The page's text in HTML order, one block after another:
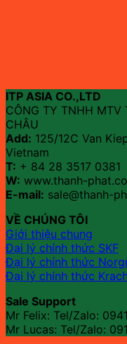
ITP ASIA CO.,LTD
CÔNG TY TNHH
CHÂU
Add: 125/12C Van
Vietnam
T: + 84 28 3517 0381
W: www.thanh-
E-mail: sale@thanh-
VỀ CHÚNG TÔI
Giới thiệu chung
Đại lý chính thức SKF
Đại lý chính thức
Đại lý chính thức
Sale Support
Mr Felix: Tel/Zalo:
Mr Lucas: Tel/Zalo: